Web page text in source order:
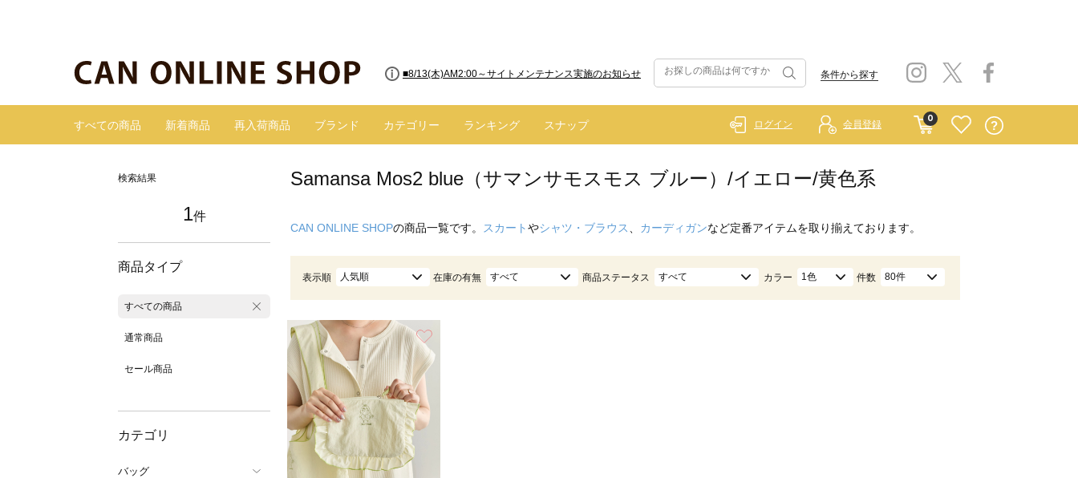
■8/13(木)AM2:00～サイトメンテナンス実施のお知らせ 条件から探す
すべての商品 新着商品 再入荷商品 ブランド カテゴリー ランキング スナップ
0
ログイン 会員登録
検索結果
1件
商品タイプ
すべての商品
通常商品
セール商品
カテゴリ
バッグ
Samansa Mos2 blue（サマンサモスモス ブルー）/イエロー/黄色系
CAN ONLINE SHOPの商品一覧です。 スカートやシャツ・ブラウス カーディガンなど定番アイテムを取り揃えております。
表示順 人気順 在庫の有無 すべて 商品ステータス すべて カラー 1色 件数 80件